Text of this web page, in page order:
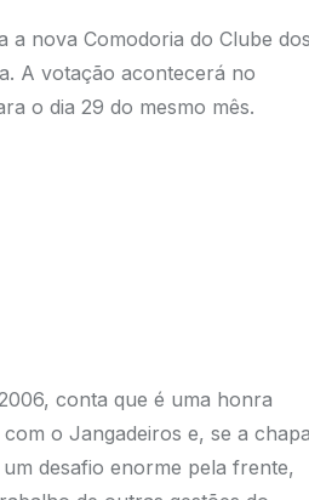
a nova Comodoria do Clube dos
A votação acontecerá no
o dia 29 do mesmo mês.
conta que é uma honra
o Jangadeiros e, se a chapa
desafio enorme pela frente,